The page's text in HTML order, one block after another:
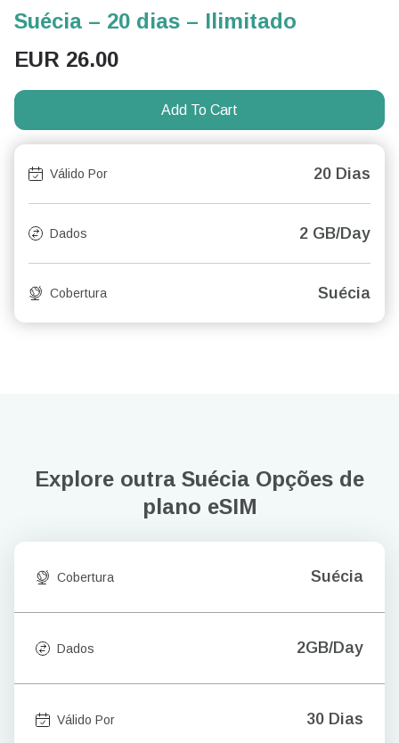
Suécia – 20 dias – Ilimitado
EUR 26.00
Add To Cart
Válido Por 20 Dias
Dados 2 GB/Day
Cobertura Suécia
Explore outra Suécia Opções de
plano eSIM
Cobertura Suécia
Dados 2GB/Day
Válido Por 30 Dias